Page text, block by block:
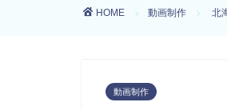
HOME 動画制作 北
動画制作